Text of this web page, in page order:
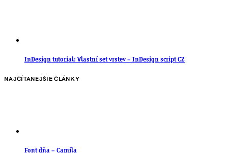
InDesign tutorial: Vlastní set vrstev – InDesign script CZ
NAJČÍTANEJŠIE ČLÁNKY
Font dňa – Camila